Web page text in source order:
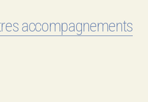
accompagnements